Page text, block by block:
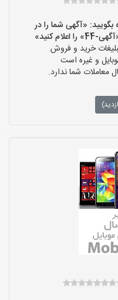
«آگهی شما را در
کنید»
خرید و فروش
و غیره است
معاملات شما ندارد.